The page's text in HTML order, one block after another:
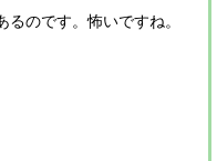
のです。怖いですね。